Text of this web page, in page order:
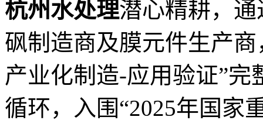
杭州水处理潜心精耕，
砜制造商及膜元件生产
产业化制造-应用验证”
循环，入围“2025年国家